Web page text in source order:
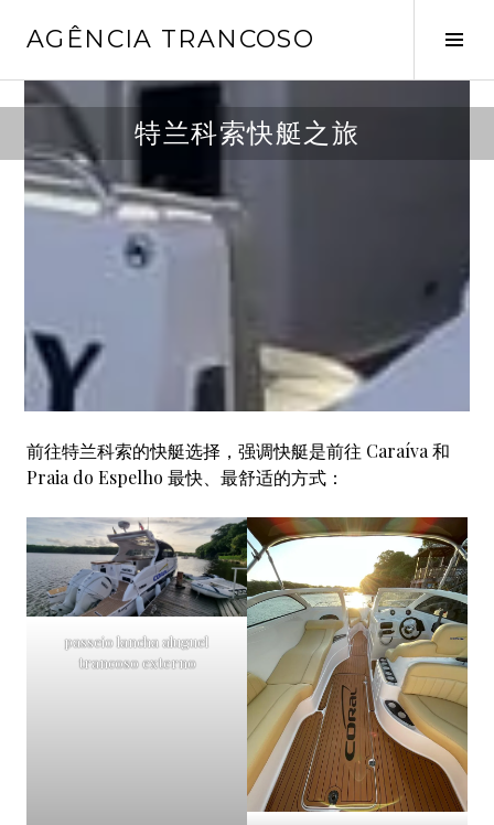
para
conteúdo
AGÊNCIA TRANCOSO
m
a
特兰科索快艇之旅
前往特兰科索的快艇选择，强调快艇是前往 Caraíva 和
Praia do Espelho 最快、最舒适的方式：
passeio lancha aluguel
trancoso externo